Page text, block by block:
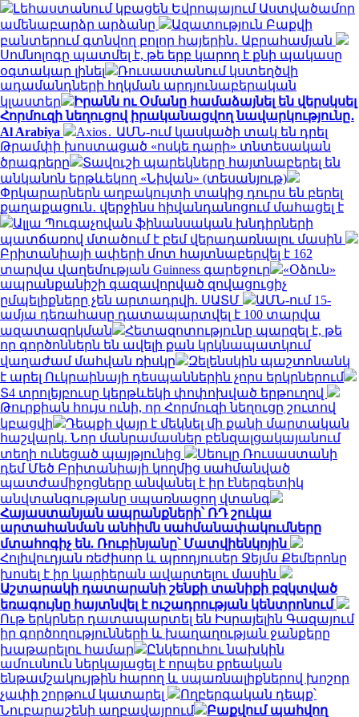
Լեհաստանում կբացեն Եվրոպայում Աստվածամոր
ամենաբարձր արձանը
Ազատություն Բաքվի
բանտերում գտնվող բոլոր հայերին․ Աբրահամյան
Սոմնոլոգը պատմել է, թե երբ կարող է քնի պակասը
օգտակար լինել
Ռուսաստանում կստեղծվի
ադամանդների հղկման արդյունաբերական
կլաստեր
Իրանն ու Օմանը համաձայնել են վերսկսել
Հորմուզի նեղուցով իրականացվող նավարկությունը․
Al Arabiya
Axios․ ԱՄՆ-ում կասկածի տակ են դրել
Թրամփի խոստացած «ոսկե դարի» տնտեսական
ծրագրերը
Տավուշի պարեկները հայտնաբերել են
անկանոն երթևեկող «Նիվան» (տեսանյութ)
Փրկարարներն աղբակույտի տակից դուրս են բերել
քաղաքացուն․ վերջինս հիվանդանոցում մահացել է
Ալլա Պուգաչովան ֆինանսական խնդիրների
պատճառով մտածում է բեմ վերադառնալու մասին
Բրիտանիայի ափերի մոտ հայտնաբերվել է 162
տարվա վաղեմության Guinness գարեջուր
«Օձուն»
ապրանքանիշի գազավորված զովացուցիչ
ըմպելիքները չեն արտադրվի. ՍԱՏՄ
ԱՄՆ-ում 15-
ամյա դեռահասը դատապարտվել է 100 տարվա
ազատազրկման
Հետազոտությունը պարզել է, թե
որ գործոններն են ավելի քան կրկնապատկում
վաղաժամ մահվան ռիսկը
Զելենսկին պաշտոնանկ
է արել Ուկրաինայի դեսպաններին չորս երկրներում
Տ4 տրոլեյբուսը կերթևեկի փոփոխված երթուղով
Թուրքիան հույս ունի, որ Հորմուզի նեղուցը շուտով
կբացվի
Դեպքի վայր է մեկնել մի քանի մարտական
հաշվարկ. Նոր մանրամասներ բենզալցակայանում
տեղի ունեցած պայթյունից
Սեուլը Ռուսաստանի
դեմ Մեծ Բրիտանիայի կողմից սահմանված
պատժամիջոցները անվանել է իր էներգետիկ
անվտանգությանը սպառնացող վտանգ
Հայաստանյան ապրանքների՝ ՌԴ շուկա
արտահանման անհիմն սահմանափակումները
մտահոգիչ են. Ռուբինյանը՝ Մատվիենկոյին
Հոլիվուդյան ռեժիսոր և պրոդյուսեր Ջեյմս Քեմերոնը
խոսել է իր կարիերան ավարտելու մասին
Աշտարակի դատարանի շենքի տանիքի բզկտված
եռագույնը հայտնվել է ուշադրության կենտրոնում
Ութ երկրներ դատապարտել են Իսրայելին Գազայում
իր գործողությունների և խաղաղության ջանքերը
խաթարելու համար
Ընկերուհու նախկին
ամուսնուն ներկայացել է որպես քրեական
ենթամշակույթին հարող և սպառնալիքներով խոշոր
չափի շորթում կատարել
Ողբերգական դեպք՝
Նուբարաշենի աղբավայրում
Բաքվում պահվող